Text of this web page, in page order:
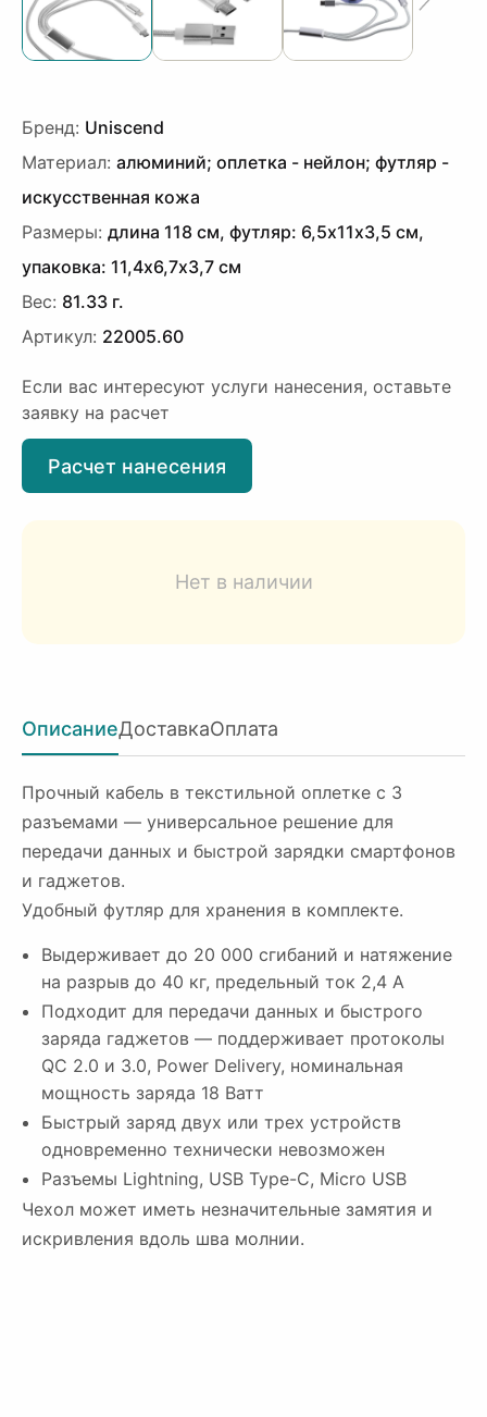
Бренд: Uniscend
Материал: алюминий; оплетка - нейлон; футляр -
искусственная кожа
Размеры: длина 118 см, футляр: 6,5х11х3,5 см,
упаковка: 11,4х6,7х3,7 см
Вес: 81.33 г.
Артикул: 22005.60
Если вас интересуют услуги нанесения, оставьте
заявку на расчет
Расчет нанесения
Нет в наличии
ОписаниеДоставкаОплата
Прочный кабель в текстильной оплетке с 3
разъемами — универсальное решение для
передачи данных и быстрой зарядки смартфонов
и гаджетов.
Удобный футляр для хранения в комплекте.
Выдерживает до 20 000 сгибаний и натяжение
на разрыв до 40 кг, предельный ток 2,4 А
Подходит для передачи данных и быстрого
заряда гаджетов — поддерживает протоколы
QC 2.0 и 3.0, Power Delivery, номинальная
мощность заряда 18 Ватт
Быстрый заряд двух или трех устройств
одновременно технически невозможен
Разъемы Lightning, USB Type-C, Micro USB
Чехол может иметь незначительные замятия и
искривления вдоль шва молнии.